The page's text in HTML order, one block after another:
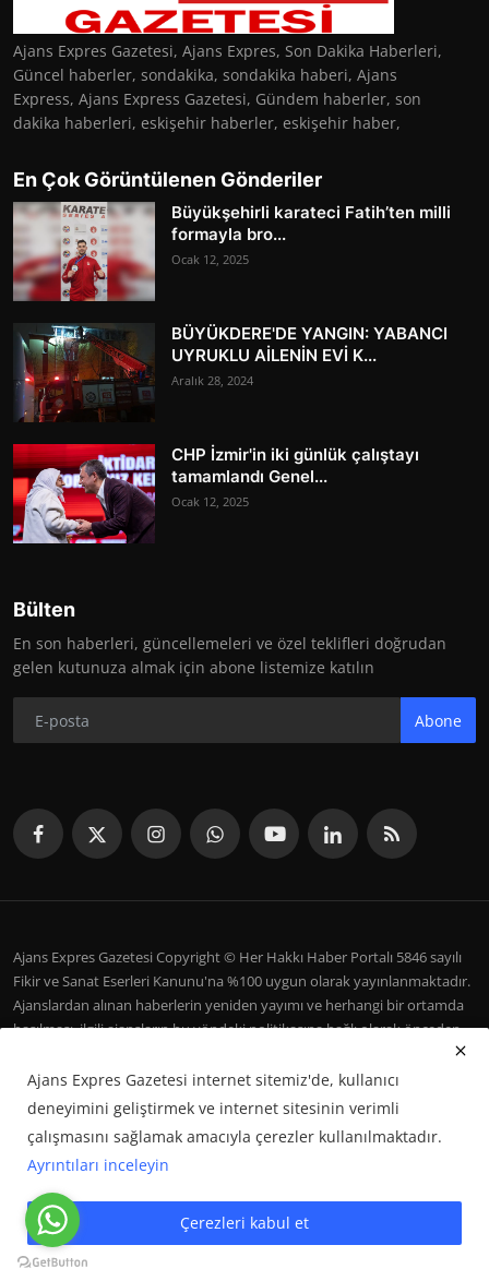
Ajans Expres Gazetesi, Ajans Expres, Son Dakika Haberleri,
Güncel haberler, sondakika, sondakika haberi, Ajans
Express, Ajans Express Gazetesi, Gündem haberler, son
dakika haberleri, eskişehir haberler, eskişehir haber,
En Çok Görüntülenen Gönderiler
Büyükşehirli karateci Fatih’ten milli
formayla bro...
Ocak 12, 2025
BÜYÜKDERE'DE YANGIN: YABANCI
UYRUKLU AİLENİN EVİ K...
Aralık 28, 2024
CHP İzmir'in iki günlük çalıştayı
tamamlandı Genel...
Ocak 12, 2025
Bülten
En son haberleri, güncellemeleri ve özel teklifleri doğrudan
gelen kutunuza almak için abone listemize katılın
Abone
Ajans Expres Gazetesi Copyright © Her Hakkı Haber Portalı 5846 sayılı
Fikir ve Sanat Eserleri Kanunu'na %100 uygun olarak yayınlanmaktadır.
Ajanslardan alınan haberlerin yeniden yayımı ve herhangi bir ortamda
basılması, ilgili ajansların bu yöndeki politikasına bağlı olarak önceden
İletişim Şartlar ve Koşullar Çerez Politikası
Galeri
Ajans Expres Gazetesi internet sitemiz'de, kullanıcı
deneyimini geliştirmek ve internet sitesinin verimli
çalışmasını sağlamak amacıyla çerezler kullanılmaktadır.
Ayrıntıları inceleyin
Çerezleri kabul et
Google Haberler'de Bizi Takip Edin